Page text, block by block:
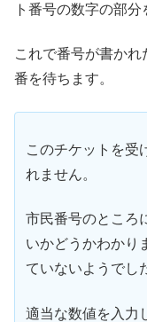
ト番号の数字の部分
これで番号が書か
番を待ちます。
このチケットを受
れません。
市民番号のところ
いかどうかわかり
ていないようでし
適当な数値を入力